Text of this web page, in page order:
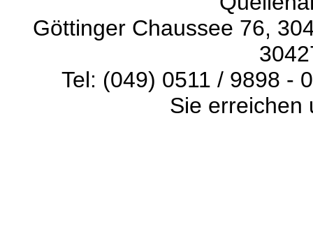
Göttinger Chaussee 76,
Tel: (049) 0511 / 9898 -
Sie